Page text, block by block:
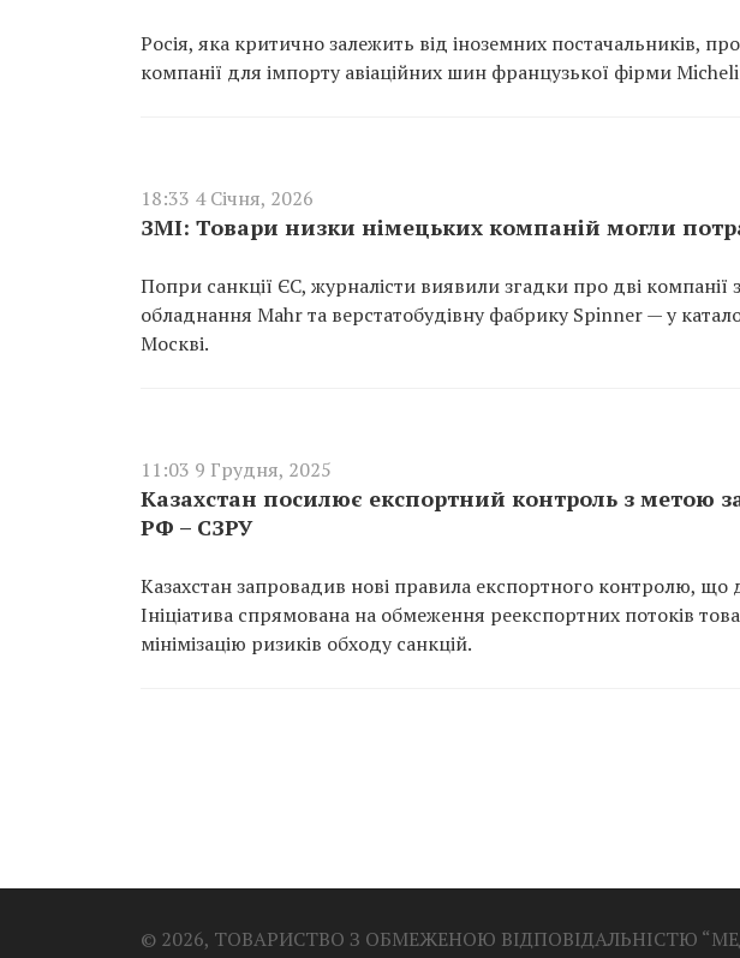
Росія, яка критично залежить від іноземних постачальників,
компанії для імпорту авіаційних шин французької фірми
18:33 4 Січня, 2026
ЗМІ: Товари низки німецьких компаній могли
Попри санкції ЄС, журналісти виявили згадки про дві
обладнання Mahr та верстатобудівну фабрику Spinner — у
Москві.
11:03 9 Грудня, 2025
Казахстан посилює експортний контроль з метою
РФ – СЗРУ
Казахстан запровадив нові правила експортного контролю,
Ініціатива спрямована на обмеження реекспортних потоків
мінімізацію ризиків обходу санкцій.
© 2026, ТОВАРИСТВО З ОБМЕЖЕНОЮ ВІДПОВІДАЛЬНІСТЮ